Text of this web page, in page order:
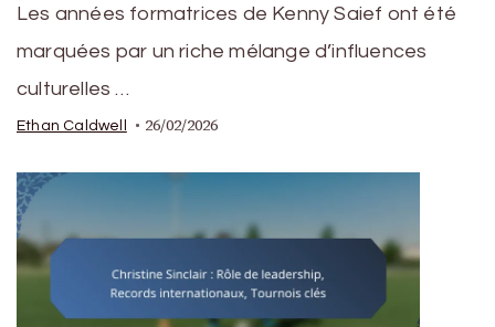
Les années formatrices de Kenny Saief ont été
marquées par un riche mélange d’influences
culturelles …
Ethan Caldwell 26/02/2026